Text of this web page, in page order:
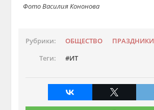
Фото Василия Кононова
Рубрики: ОБЩЕСТВО ПРАЗДНИКИ
Теги:
ИТ